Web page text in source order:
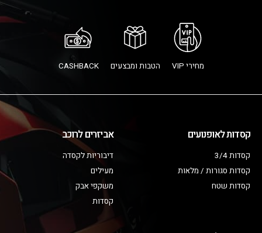
מחירי VIP הטבות ומבצעים CASHBACK
קסדות לאופנועים
קסדות 3/4
קסדות סגורות / מלאות
קסדות שטח
אביזרים לרוכב
דיבוריות לקסדה
מעילים
משקפי אבק
קסדות